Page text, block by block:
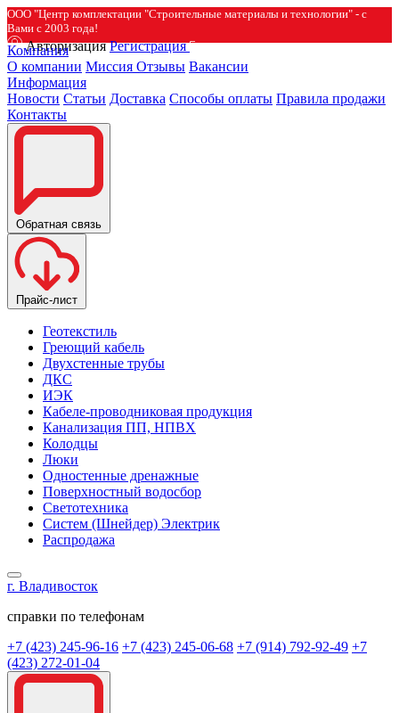
ООО "Центр комплектации "Строительные материалы и технологии" - с
Вами с 2003 года!
Авторизация Регистрация
Компания
О компании Миссия Отзывы Вакансии
Информация
Новости Статьи Доставка Способы оплаты Правила продажи
Контакты
Обратная связь
Прайс-лист
Геотекстиль
Греющий кабель
Двухстенные трубы
ДКС
ИЭК
Кабеле-проводниковая продукция
Канализация ПП, НПВХ
Колодцы
Люки
Одностенные дренажные
Поверхностный водосбор
Светотехника
Систем (Шнейдер) Электрик
Распродажа
г. Владивосток
справки по телефонам
+7 (423) 245-96-16 +7 (423) 245-06-68 +7 (914) 792-92-49 +7
(423) 272-01-04